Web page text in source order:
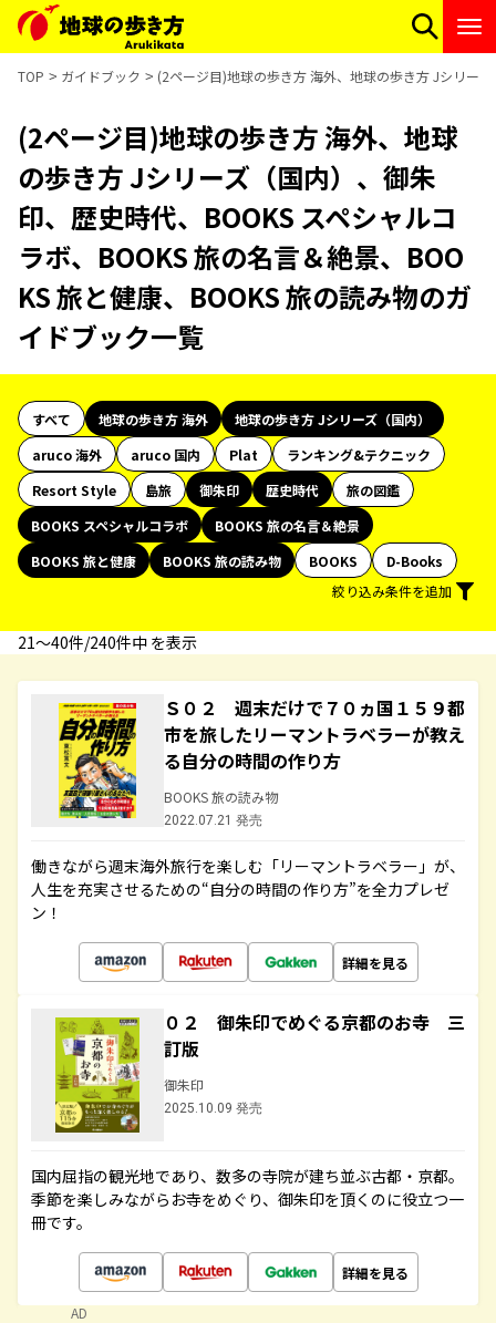
TOP ガイドブック (2ページ目)地球の歩き方 海外、地球の歩き方 Jシリー
(2ページ目)地球の歩き方 海外、地球
の歩き方 Jシリーズ（国内）、御朱
印、歴史時代、BOOKS スペシャルコ
ラボ、BOOKS 旅の名言＆絶景、BOO
KS 旅と健康、BOOKS 旅の読み物のガ
イドブック一覧
すべて 地球の歩き方 海外
地球の歩き方 Jシリーズ（国内）
aruco 海外
aruco 国内 Plat
ランキング&テクニック
Resort Style
島旅 御朱印 歴史時代
旅の図鑑
BOOKS スペシャルコラボ
BOOKS 旅の名言＆絶景
BOOKS 旅と健康
BOOKS 旅の読み物 BOOKS
D-Books
絞り込み条件を追加
21〜40件/240件中 を表示
Ｓ０２ 週末だけで７０ヵ国１５９都
市を旅したリーマントラベラーが教え
る自分の時間の作り方
BOOKS 旅の読み物
2022.07.21 発売
働きながら週末海外旅行を楽しむ「リーマントラベラー」が、
人生を充実させるための“自分の時間の作り方”を全力プレゼ
ン！
詳細を見る
０２ 御朱印でめぐる京都のお寺 三
訂版
御朱印
2025.10.09 発売
国内屈指の観光地であり、数多の寺院が建ち並ぶ古都・京都。
季節を楽しみながらお寺をめぐり、御朱印を頂くのに役立つ一
冊です。
詳細を見る
AD